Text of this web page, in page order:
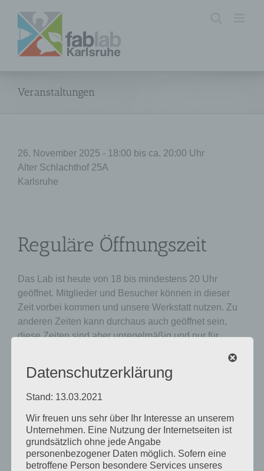
Inhalt
springen
Veranstaltungen
26. November 2025 - 18:00 bis ca. 20:00 Uhr
Alter Schlachthof 25A
Karlsruhe
Reguläre Öffnungszeit
Das Lab ist heute von 18 bis mindestens 20 Uhr
geöffnet. Mitglieder und Besucher können in dieser
Zeit vorbei kommen und unsere Werkstatt nutzen. Zu
anderen Zeiten kann durchaus auch geöffnet sein,
diese Zeiten sind aber unregelmäßig und nur für
Die Plätze im Lab sind beschränkt. Daher kann es (vor
allem, wenn ihr eine längere Anfahrt habt) sinnvoll
sein, vorher sich telefonisch zu erkundigen wie voll
Reservierung ist jedoch nicht möglich.Unsere
Mitglieder können im Slack-Channel #öffnungszeiten
sehen, wie voll die Werkstatt aktuell ist.
Wenn ihr Interesse an der Nutzung einer konkreten
Datenschutzerklärung
Stand: 13.03.2021
Wir freuen uns sehr über Ihr Interesse an unserem
Unternehmen. Eine Nutzung der Internetseiten ist
grundsätzlich ohne jede Angabe
personenbezogener Daten möglich. Sofern eine
betroffene Person besondere Services unseres